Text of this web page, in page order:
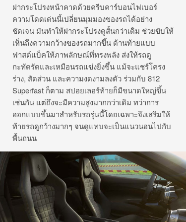
ฝากระโปรงหน้าคาดด้วยครีบคาร์บอนไฟเบอร์
ความโดดเด่นนี้เปลี่ยนมุมมองของรถได้อย่าง
ชัดเจน มันทำให้ฝากระโปรงดูสั้นกว่าเดิม ช่วยขับให้
เห็นถึงความกว้างของรถมากขึ้น ด้านท้ายแบบ
ฟาสต์แบ็คให้ภาพลักษณ์ที่ทรงพลัง ส่งให้รถดู
กะทัดรัดและเหมือนรถแข่งยิ่งขึ้น แม้จะแชร์โครง
ร่าง, สัดส่วน และความงดงามลงตัว ร่วมกับ 812
Superfast ก็ตาม สปอยเลอร์ท้ายก็มีขนาดใหญ่ขึ้น
เช่นกัน แต่ถึงจะมีความสูงมากกว่าเดิม ทว่าการ
ออกแบบขึ้นมาสำหรับรถรุ่นนี้โดยเฉพาะจึงเสริมให้
ท้ายรถดูกว้างมากๆ จนดูแทบจะเป็นแนวนอนไปกับ
พื้นถนน